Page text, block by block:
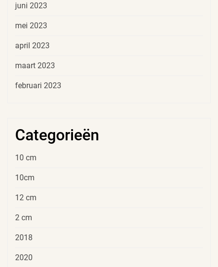
juni 2023
mei 2023
april 2023
maart 2023
februari 2023
Categorieën
10 cm
10cm
12 cm
2 cm
2018
2020